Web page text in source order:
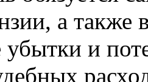
а также
и